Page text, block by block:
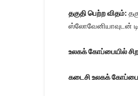
தகுதி பெற்ற விதம்:
ஸ்லோவேனியாவுடன்
உலகக் கோப்பையில்
கடைசி உலகக்